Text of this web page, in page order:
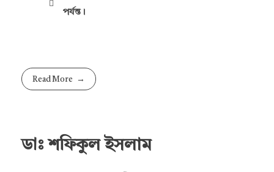
পর্যন্ত।
Read More
ডাঃ শফিকুল ইসলাম